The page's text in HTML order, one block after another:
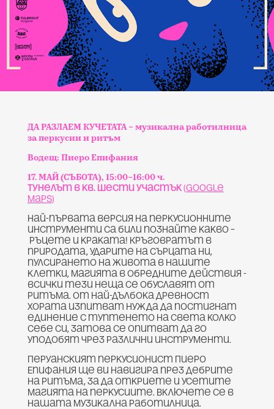
ДА РАЗЛАЕМ КУЧЕТАТА – музикална работилница
за перкусии и ритъм
Водещ: Пиеро Епифания
17. МАЙ (СЪБОТА), 15:00–16:00 ч.
Тунелът в кв. Шести участък(Google
Maps)
Най-първата версия на перкусионните
инструменти са били познайте какво –
ръцете и краката! Кръговратът в
природата, ударите на сърцата ни,
пулсирането на живота в нашите
клетки, магията в обредните действия -
всички тези неща се обуславят от
ритъма. От най-дълбока древност
хората изпитват нужда да постигнат
единение с туптенето на света колко
себе си, затова се опитват да го
уподобят чрез различни инструменти.
Перуанският перкусионист Пиеро
Епифания ще ви навигира през дебрите
на ритъма, за да откриете и усетите
магията на перкусиите. Включете се в
нашата музикална работилница.